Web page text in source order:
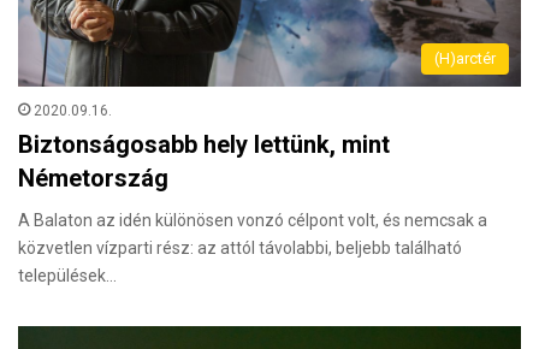
(H)arctér
2020.09.16.
Biztonságosabb hely lettünk, mint
Németország
A Balaton az idén különösen vonzó célpont volt, és nemcsak a
közvetlen vízparti rész: az attól távolabbi, beljebb található
települések…